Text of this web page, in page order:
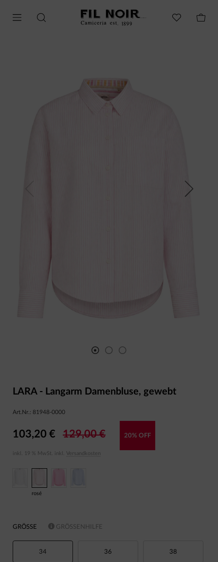
Next
LARA - Langarm Damenbluse, gewebt
Art.Nr.: 81948-0000
103,20 € 129,00 € 20% OFF
inkl. 19 % MwSt. inkl. Versandkosten
rosé
GRÖSSE GRÖSSENHILFE
34 36 38